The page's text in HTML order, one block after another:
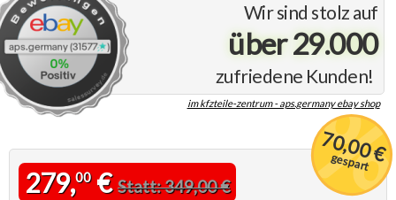
Wir sind stolz auf
über 29.000
zufriedene Kunden!
im kfzteile-zentrum - aps.germany ebay shop
70,00 €
gespart
279,00€Statt: 349,00 €